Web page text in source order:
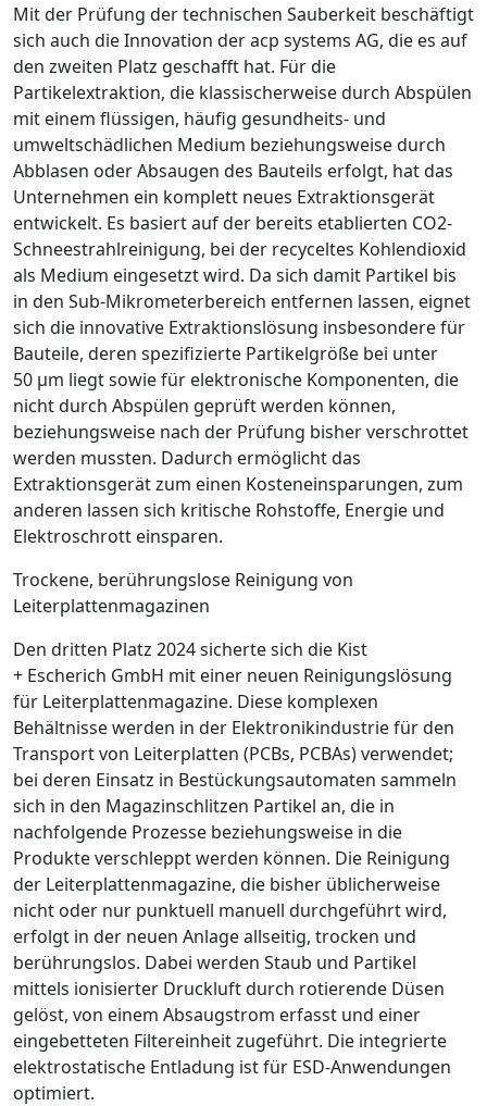
Mit der Prüfung der technischen ­Sauberkeit beschäftigt
sich auch die Innovation der acp systems AG, die es auf
den zweiten Platz geschafft hat. Für die
Partikelextraktion, die klassischerweise durch Abspülen
mit einem flüssigen, häufig gesundheits- und
umweltschädlichen Medium beziehungsweise durch
Abblasen oder Absaugen des Bauteils erfolgt, hat das
Unternehmen ein komplett neues Extraktionsgerät
entwickelt. Es basiert auf der bereits etablierten CO2-
Schneestrahlreinigung, bei der recyceltes Kohlendioxid
als Medium eingesetzt wird. Da sich damit Partikel bis
in den Sub-Mikrometerbereich entfernen lassen, eignet
sich die innovative Extraktionslösung insbesondere für
Bauteile, deren spezifizierte Partikelgröße bei unter
50 µm liegt sowie für elektronische Komponenten, die
nicht durch Abspülen geprüft werden können,
beziehungsweise nach der Prüfung bisher verschrottet
werden mussten. Dadurch ermöglicht das
Extraktionsgerät zum einen Kosteneinsparungen, zum
anderen lassen sich kritische Rohstoffe, Energie und
Elektroschrott einsparen.
Trockene, berührungslose ­Reinigung von
Leiterplattenmagazinen
Den dritten Platz 2024 sicherte sich die Kist
+ Escherich GmbH mit einer neuen Reinigungslösung
für ­Leiterplattenmagazine. Diese komplexen
Behältnisse werden in der Elektronikindustrie für den
Transport von Leiterplatten (PCBs, PCBAs) verwendet;
bei deren Einsatz in Bestückungsautomaten sammeln
sich in den Magazinschlitzen Partikel an, die in
nachfolgende Prozesse ­beziehungsweise in die
Produkte verschleppt werden ­können. Die Reinigung
der Leiterplattenmagazine, die bisher üblicherweise
nicht oder nur punktuell manuell durchgeführt wird,
erfolgt in der neuen Anlage allseitig, trocken und
berührungslos. Dabei werden Staub und Partikel
mittels ionisierter Druckluft durch rotierende Düsen
gelöst, von einem Absaugstrom erfasst und einer
eingebetteten Filtereinheit zugeführt. Die integrierte
elektrostatische Entladung ist für ESD-Anwendungen
opti­miert.